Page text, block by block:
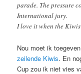
parade. The pressure
International jury.
I love it when the
Nou moet ik
zeilende Kiwis. En
Cup zou ik niet vies